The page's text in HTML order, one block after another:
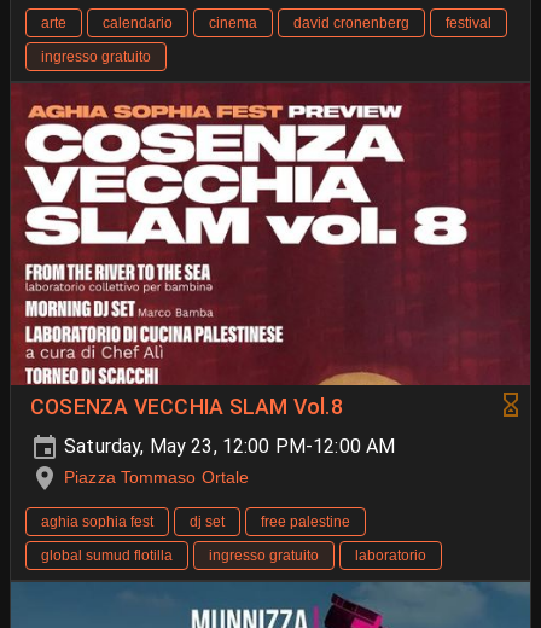
arte calendario cinema david cronenberg
festival
ingresso gratuito
COSENZA VECCHIA SLAM Vol.8
Saturday, May 23, 12:00 PM-12:00 AM
Piazza Tommaso Ortale
aghia sophia fest dj set
free palestine
global sumud flotilla
ingresso gratuito laboratorio